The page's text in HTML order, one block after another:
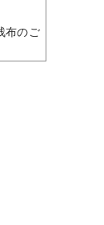
布のご